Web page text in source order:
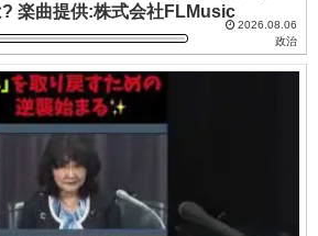
? 楽曲提供:株式会社FLMusic
2026.08.06
政治